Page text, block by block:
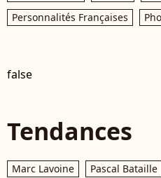
Personnalités Françaises
false
Tendances
Marc Lavoine Pascal Bataille